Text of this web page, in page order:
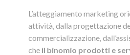
L’atteggiamento marketing
attività, dalla progettazione
commercializzazione,
che il binomio prodotti e